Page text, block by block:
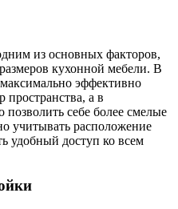
из основных факторов,
кухонной мебели. В
эффективно
пространства, а в
себе более смелые
учитывать расположение
удобный доступ ко всем